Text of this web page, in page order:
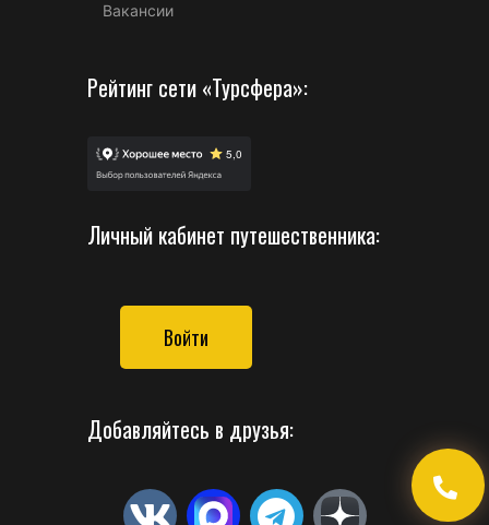
Вакансии
Рейтинг сети «Турсфера»:
Личный кабинет путешественника:
Войти
Добавляйтесь в друзья: